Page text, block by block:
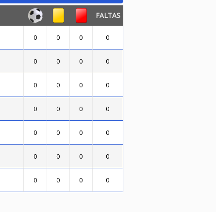
FALTAS
0 0 0 0
0 0 0 0
0 0 0 0
0 0 0 0
0 0 0 0
0 0 0 0
0 0 0 0